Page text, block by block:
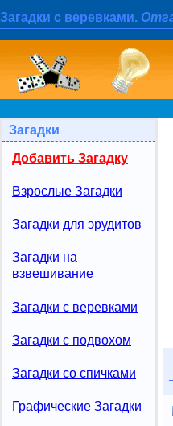
Загадки с веревками.
Загадки
Добавить Загадку
Взрослые Загадки
Загадки для эрудитов
Загадки на
взвешивание
Загадки с веревками
Загадки с подвохом
Загадки со спичками
Графические Загадки